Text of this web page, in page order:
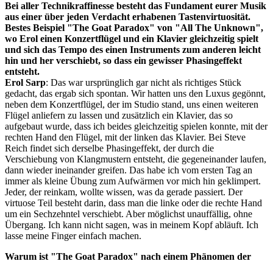
Bei aller Technikraffinesse besteht das Fundament eurer Musik
aus einer über jeden Verdacht erhabenen Tastenvirtuosität.
Bestes Beispiel "The Goat Paradox" von "All The Unknown",
wo Erol einen Konzertflügel und ein Klavier gleichzeitig spielt
und sich das Tempo des einen Instruments zum anderen leicht
hin und her verschiebt, so dass ein gewisser Phasingeffekt
entsteht.
Erol Sarp: Das war ursprünglich gar nicht als richtiges Stück
gedacht, das ergab sich spontan. Wir hatten uns den Luxus gegönnt,
neben dem Konzertflügel, der im Studio stand, uns einen weiteren
Flügel anliefern zu lassen und zusätzlich ein Klavier, das so
aufgebaut wurde, dass ich beides gleichzeitig spielen konnte, mit der
rechten Hand den Flügel, mit der linken das Klavier. Bei Steve
Reich findet sich derselbe Phasingeffekt, der durch die
Verschiebung von Klangmustern entsteht, die gegeneinander laufen,
dann wieder ineinander greifen. Das habe ich vom ersten Tag an
immer als kleine Übung zum Aufwärmen vor mich hin geklimpert.
Jeder, der reinkam, wollte wissen, was da gerade passiert. Der
virtuose Teil besteht darin, dass man die linke oder die rechte Hand
um ein Sechzehntel verschiebt. Aber möglichst unauffällig, ohne
Übergang. Ich kann nicht sagen, was in meinem Kopf abläuft. Ich
lasse meine Finger einfach machen.
Warum ist "The Goat Paradox" nach einem Phänomen der